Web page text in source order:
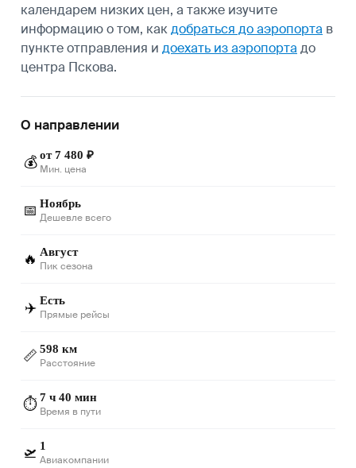
календарем низких цен, а также изучите
информацию о том, какдобраться до аэропорта в
пункте отправления и доехать из аэропорта до
центра Пскова.
О направлении
💰 от 7 480 ₽
Мин. цена
📅 Ноябрь
Дешевле всего
🔥 Август
Пик сезона
✈️ Есть
Прямые рейсы
📏 598 км
Расстояние
⏱️7 ч 40 мин
Время в пути
🛫 1
Авиакомпании